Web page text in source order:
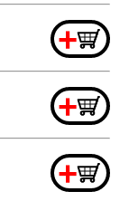
+
+
+